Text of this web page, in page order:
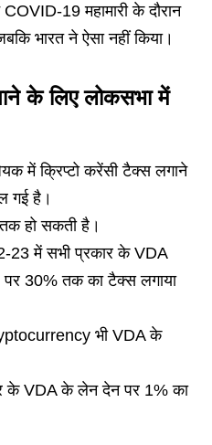
19 महामारी के दौरान
भारत ने ऐसा नहीं किया।
के लिए लोकसभा में
में क्रिप्टो करेंसी टैक्स लगाने
गई है।
हो सकती है।
23 में सभी प्रकार के VDA
30% तक का टैक्स लगाया
भी VDA के
के VDA के लेन देन पर 1% का